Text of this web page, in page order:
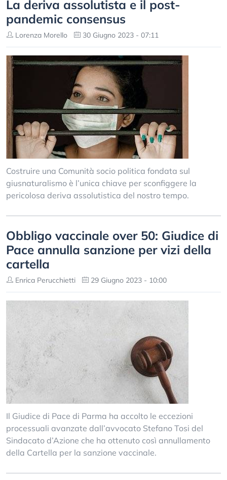
La deriva assolutista e il post-
pandemic consensus
Lorenza Morello 30 Giugno 2023 - 07:11
Costruire una Comunità socio politica fondata sul
giusnaturalismo è l’unica chiave per sconfiggere la
pericolosa deriva assolutistica del nostro tempo.
Obbligo vaccinale over 50: Giudice di
Pace annulla sanzione per vizi della
cartella
Enrica Perucchietti 29 Giugno 2023 - 10:00
Il Giudice di Pace di Parma ha accolto le eccezioni
processuali avanzate dall’avvocato Stefano Tosi del
Sindacato d’Azione che ha ottenuto così annullamento
della Cartella per la sanzione vaccinale.